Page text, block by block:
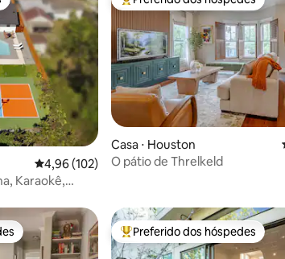
avaliações
4,96 de uma avaliação média de 5, 102
4,96 (102)
Karaokê,
Entre os melhores preferidos
Casa ⋅ Houston
O pátio de Threlkeld
dos hóspedes Entre os melhores preferidos
Preferido dos hóspedes